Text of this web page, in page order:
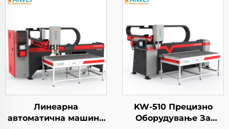
ваздушен филтер
Линеарна
автоматична машина
KW-510 Прецизно
Оборудување За